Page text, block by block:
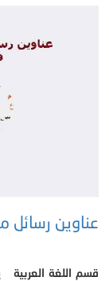
عناوين رسائل
قسم اللغة العربية